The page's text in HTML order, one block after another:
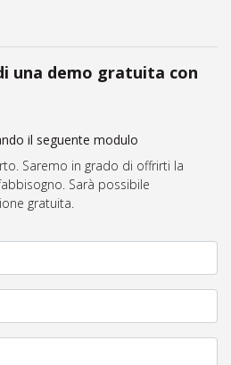
una demo gratuita con
il seguente modulo
Saremo in grado di offrirti la
Sarà possibile
gratuita.